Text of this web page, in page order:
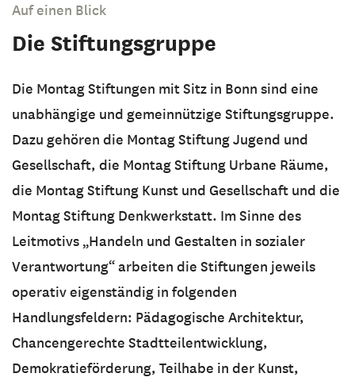
Auf einen Blick
Die Stiftungsgruppe
Die Montag Stiftungen mit Sitz in Bonn sind eine
unabhängige und gemeinnützige Stiftungsgruppe.
Dazu gehören die Montag Stiftung Jugend und
Gesellschaft, die Montag Stiftung Urbane Räume,
die Montag Stiftung Kunst und Gesellschaft und die
Montag Stiftung Denkwerkstatt. Im Sinne des
Leitmotivs „Handeln und Gestalten in sozialer
Verantwortung“ arbeiten die Stiftungen jeweils
operativ eigenständig in folgenden
Handlungsfeldern: Pädagogische Architektur,
Chancengerechte Stadtteilentwicklung,
Demokratieförderung, Teilhabe in der Kunst,